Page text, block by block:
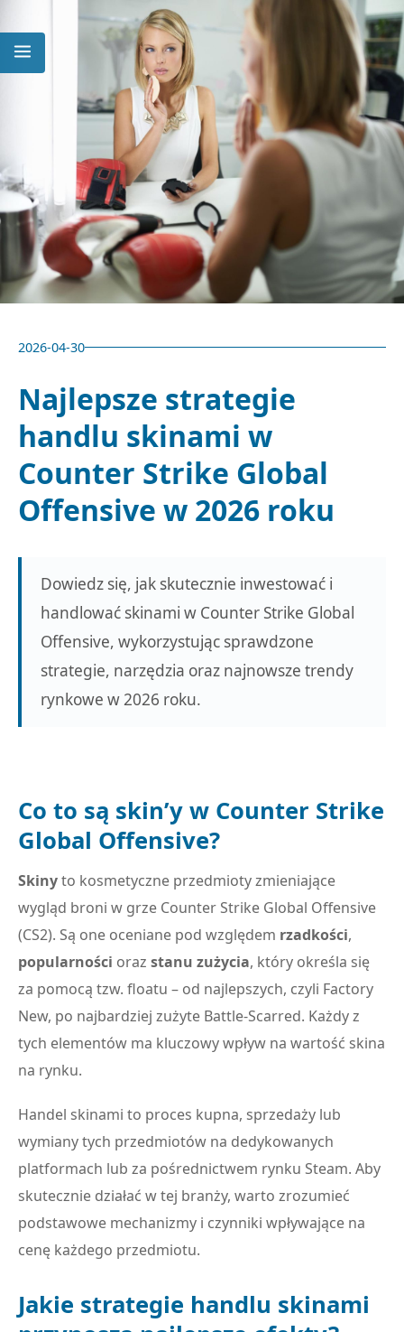
2026-04-30
Najlepsze strategie
handlu skinami w
Counter Strike Global
Offensive w 2026 roku
Dowiedz się, jak skutecznie inwestować i
handlować skinami w Counter Strike Global
Offensive, wykorzystując sprawdzone
strategie, narzędzia oraz najnowsze trendy
rynkowe w 2026 roku.
Co to są skin’y w Counter Strike
Global Offensive?
Skinyto kosmetyczne przedmioty zmieniające
wygląd broni w grze Counter Strike Global Offensive
(CS2). Są one oceniane pod względem rzadkości,
popularności oraz stanu zużycia, który określa się
za pomocą tzw. floatu – od najlepszych, czyli Factory
New, po najbardziej zużyte Battle-Scarred. Każdy z
tych elementów ma kluczowy wpływ na wartość skina
na rynku.
Handel skinami to proces kupna, sprzedaży lub
wymiany tych przedmiotów na dedykowanych
platformach lub za pośrednictwem rynku Steam. Aby
skutecznie działać w tej branży, warto zrozumieć
podstawowe mechanizmy i czynniki wpływające na
cenę każdego przedmiotu.
Jakie strategie handlu skinami